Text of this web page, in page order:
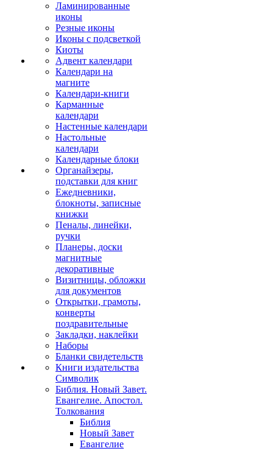
Ламинированные
иконы
Резные иконы
Иконы с подсветкой
Киоты
Адвент календари
Календари на
магните
Календари-книги
Карманные
календари
Настенные календари
Настольные
календари
Календарные блоки
Органайзеры,
подставки для книг
Ежедневники,
блокноты, записные
книжки
Пеналы, линейки,
ручки
Планеры, доски
магнитные
декоративные
Визитницы, обложки
для документов
Открытки, грамоты,
конверты
поздравительные
Закладки, наклейки
Наборы
Бланки свидетельств
Книги издательства
Символик
Библия. Новый Завет.
Евангелие. Апостол.
Толкования
Библия
Новый Завет
Евангелие